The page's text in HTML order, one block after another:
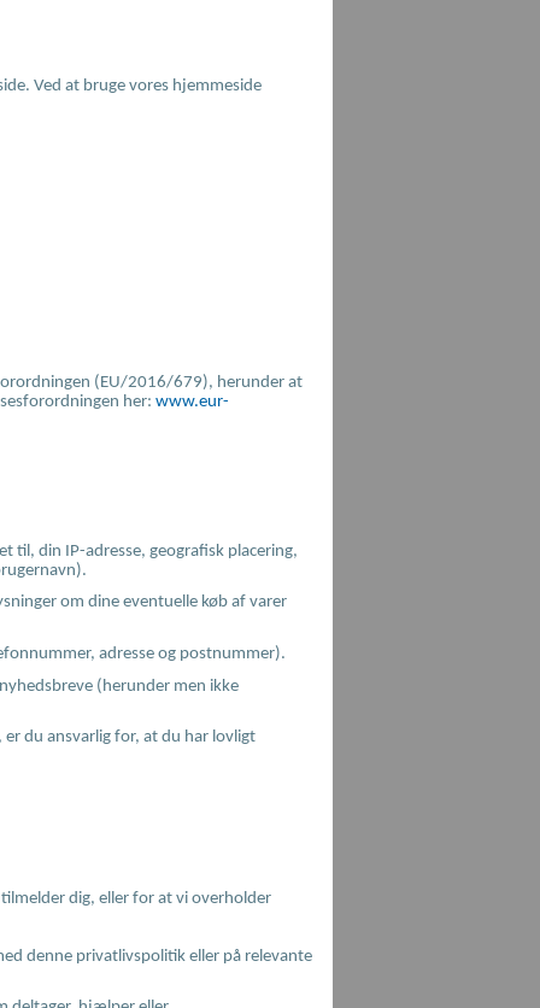
Ved at bruge vores hjemmeside
(EU/2016/679), herunder at
her: www.eur-
til, din IP-adresse, geografisk placering,
om dine eventuelle køb af varer
adresse og postnummer).
(herunder men ikke
du ansvarlig for, at du har lovligt
dig, eller for at vi overholder
denne privatlivspolitik eller på relevante